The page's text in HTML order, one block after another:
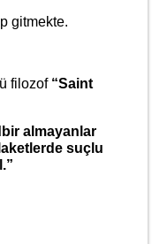
filozof “Saint
almayanlar
suçlu